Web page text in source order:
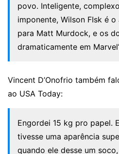
povo. Inteligente,
imponente, Wilson FIsk é
para Matt Murdock, e os
dramaticamente em
Vincent D’Onofrio também
ao USA Today:
Engordei 15 kg pro papel.
tivesse uma aparência
quando ele desse um